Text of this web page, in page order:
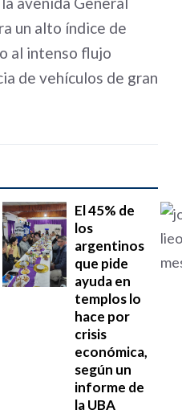
un alto índice de
al intenso flujo
de vehículos de gran
El 45% de
los
argentinos
que pide
ayuda en
templos lo
hace por
crisis
económica,
según un
informe de
la UBA